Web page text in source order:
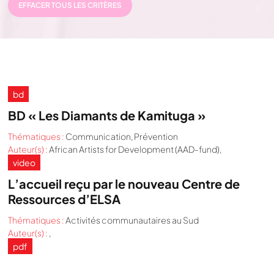
EFFACER TOUS LES CRITÈRES
bd
BD « Les Diamants de Kamituga »
Thématiques : Communication, Prévention
Auteur(s) :African Artists for Development (AAD-fund),
video
L’accueil reçu par le nouveau Centre de
Ressources d’ELSA
Thématiques :Activités communautaires au Sud
Auteur(s) : ,
pdf